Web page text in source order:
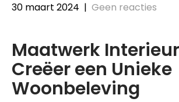
30 maart 2024 | Geen reacties
Maatwerk
Creëer een Unieke
Woonbeleving